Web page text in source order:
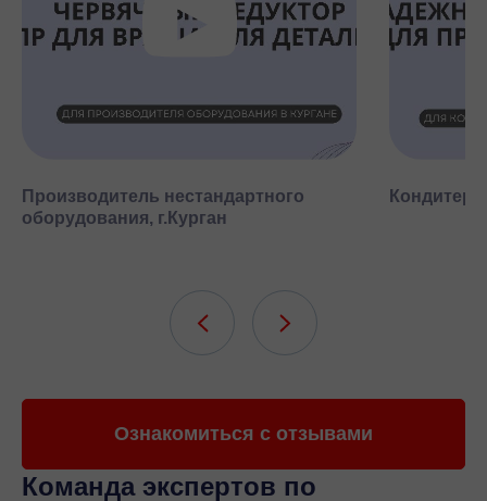
Производитель нестандартного
оборудования, г.Курган
Ознакомиться с отзывами
Команда экспертов по